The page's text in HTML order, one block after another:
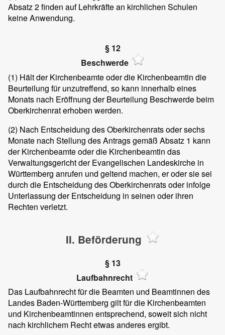
Absatz 2 finden auf Lehrkräfte an kirchlichen Schulen
keine Anwendung.
§ 12
Beschwerde
(1) Hält der Kirchenbeamte oder die Kirchenbeamtin die
Beurteilung für unzutreffend, so kann innerhalb eines
Monats nach Eröffnung der Beurteilung Beschwerde beim
Oberkirchenrat erhoben werden.
(2) Nach Entscheidung des Oberkirchenrats oder sechs
Monate nach Stellung des Antrags gemäß Absatz 1 kann
der Kirchenbeamte oder die Kirchenbeamtin das
Verwaltungsgericht der Evangelischen Landeskirche in
Württemberg anrufen und geltend machen, er oder sie sei
durch die Entscheidung des Oberkirchenrats oder infolge
Unterlassung der Entscheidung in seinen oder ihren
Rechten verletzt.
II. Beförderung
§ 13
Laufbahnrecht
Das Laufbahnrecht für die Beamten und Beamtinnen des
Landes Baden-Württemberg gilt für die Kirchenbeamten
und Kirchenbeamtinnen entsprechend, soweit sich nicht
nach kirchlichem Recht etwas anderes ergibt.